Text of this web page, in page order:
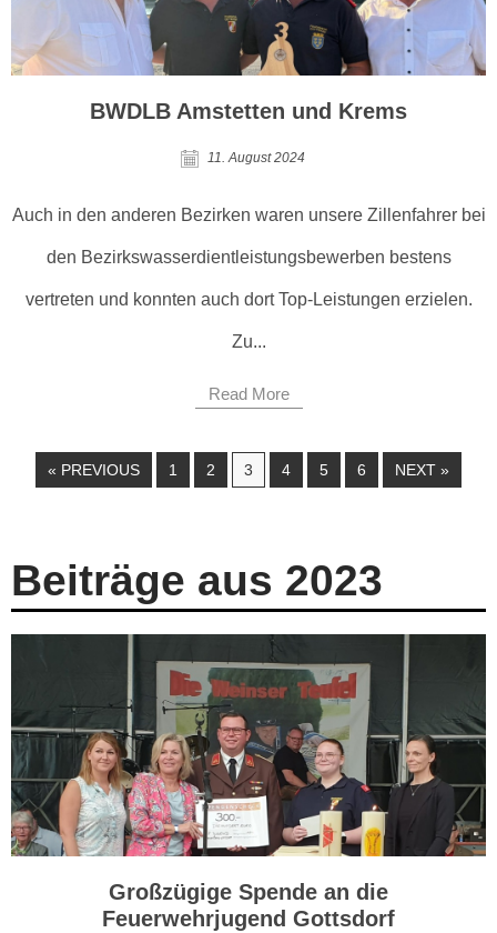
BWDLB Amstetten und Krems
11. August 2024
Auch in den anderen Bezirken waren unsere Zillenfahrer bei
den Bezirkswasserdientleistungsbewerben bestens
vertreten und konnten auch dort Top-Leistungen erzielen.
Zu...
Read More
« PREVIOUS 1 2 3 4 5 6 NEXT »
Beiträge aus 2023
Großzügige Spende an die
Feuerwehrjugend Gottsdorf